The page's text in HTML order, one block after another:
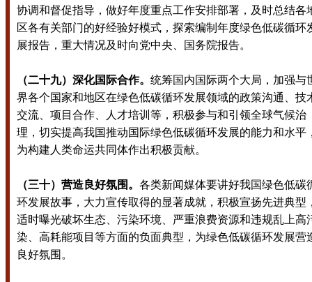
协调和督促指导，做好年度重点工作安排部署，及时总结各
区各有关部门的好经验好模式，探索编制年度绿色低碳循环
展报告，重大情况及时向党中央、国务院报告。
（二十九）深化国际合作。 统筹国内国际两个大局，加强与
界各个国家和地区在绿色低碳循环发展领域的政策沟通、技
交流、项目合作、人才培训等，积极参与和引领全球气候治
理，切实提高我国推动国际绿色低碳循环发展的能力和水平
为构建人类命运共同体作出积极贡献。
（三十）营造良好氛围。 各类新闻媒体要讲好我国绿色低碳
环发展故事，大力宣传取得的显著成就，积极宣扬先进典型
适时曝光破坏生态、污染环境、严重浪费资源和违规乱上高
染、高耗能项目等方面的负面典型，为绿色低碳循环发展营
良好氛围。